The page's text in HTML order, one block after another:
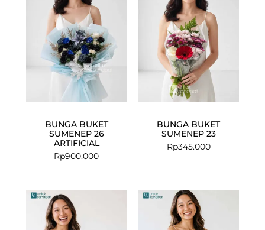
BUNGA BUKET
SUMENEP 26
ARTIFICIAL
Rp900.000
BUNGA BUKET
SUMENEP 23
Rp345.000